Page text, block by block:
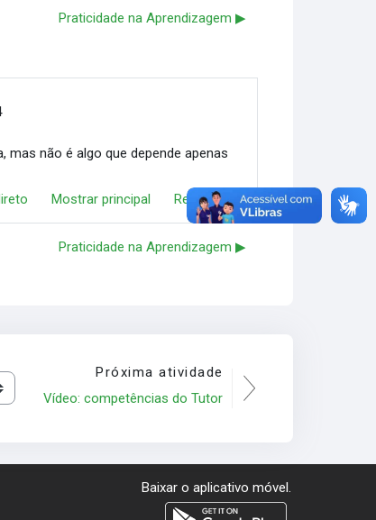
Praticidade na Aprendizagem ▶︎
não é algo que depende apenas
Mostrar principal Responder
Praticidade na Aprendizagem ▶︎
Próxima atividade
Vídeo: competências do Tutor
Baixar o aplicativo móvel.